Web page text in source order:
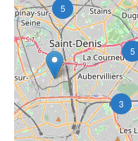
5
3
5